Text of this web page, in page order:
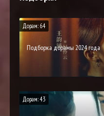
Дорам: 64
Подборка дорамы 2024 года
Дорам: 43